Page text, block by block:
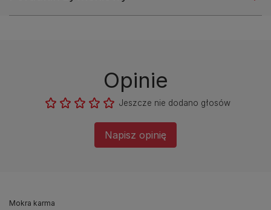
Opinie
Jeszcze nie dodano głosów
Napisz opinię
Mokra karma